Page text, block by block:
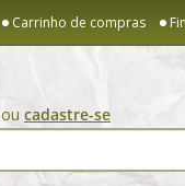
Carrinho de compras
ou cadastre-se